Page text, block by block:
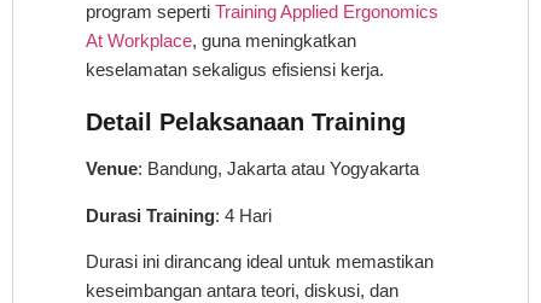
program seperti Training Applied Ergonomics
At Workplace, guna meningkatkan
keselamatan sekaligus efisiensi kerja.
Detail Pelaksanaan Training
Venue: Bandung, Jakarta atau Yogyakarta
Durasi Training: 4 Hari
Durasi ini dirancang ideal untuk memastikan
keseimbangan antara teori, diskusi, dan